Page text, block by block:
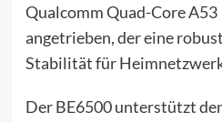
Qualcomm Quad-Core A53
angetrieben, der eine
Stabilität für
Der BE6500 unterstützt